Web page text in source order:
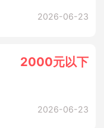
2026-06-23
2000元以下
2026-06-23